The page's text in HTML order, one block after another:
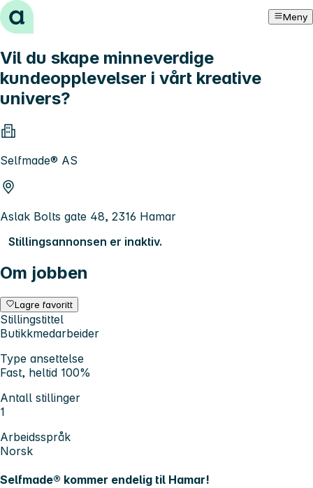
Hopp til innhold Meny
Vil du skape minneverdige
kundeopplevelser i vårt kreative
univers?
Selfmade® AS
Aslak Bolts gate 48, 2316 Hamar
Stillingsannonsen er inaktiv.
Om jobben
Lagre favoritt
Stillingstittel
Butikkmedarbeider
Type ansettelse
Fast, heltid 100%
Antall stillinger
1
Arbeidsspråk
Norsk
Selfmade® kommer endelig til Hamar!